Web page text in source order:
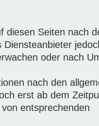
diesen Seiten nach
oder nach
nach den
erst ab dem
entsprechenden